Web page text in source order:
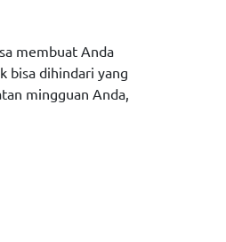
membuat Anda
bisa dihindari yang
mingguan Anda,